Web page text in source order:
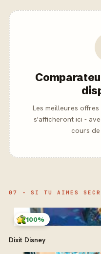
Les meilleures
s'afficheront ici -
cours de
07 - SI TU AIMES
100%
Dixit Disney